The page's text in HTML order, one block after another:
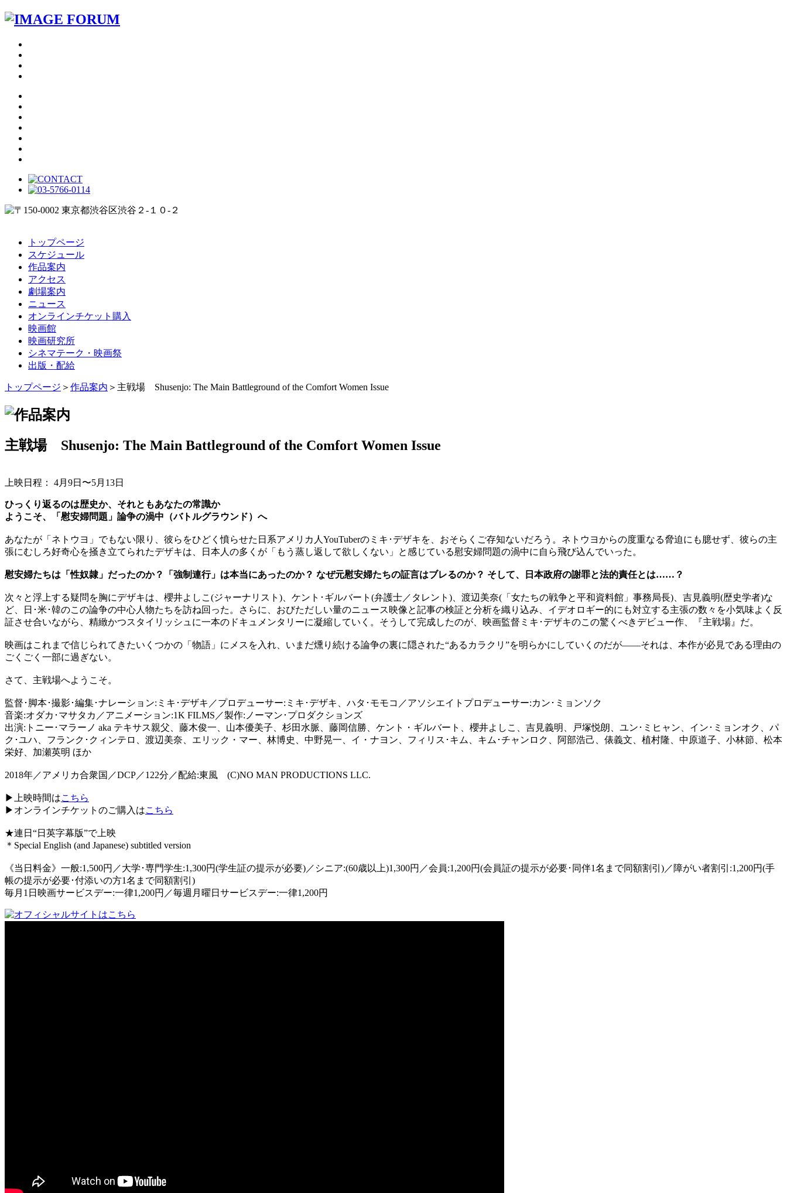
トップページ
スケジュール
作品案内
アクセス
劇場案内
ニュース
オンラインチケット購入
映画館
映画研究所
シネマテーク・映画祭
出版・配給
トップページ ＞ 作品案内 ＞主戦場 Shusenjo: The Main Battleground of the Comfort Women Issue
主戦場 Shusenjo: The Main Battleground of the Comfort Women Issue
上映日程： 4月9日〜5月13日
ひっくり返るのは歴史か、それともあなたの常識か
ようこそ、「慰安婦問題」論争の渦中（バトルグラウンド）へ
あなたが「ネトウヨ」でもない限り、彼らをひどく憤らせた日系アメリカ人YouTuberのミキ･デザキを、おそらくご存知ないだろう。ネトウヨからの度重なる脅迫にも臆せず、彼らの主
張にむしろ好奇心を掻き立てられたデザキは、日本人の多くが「もう蒸し返して欲しくない」と感じている慰安婦問題の渦中に自ら飛び込んでいった。
慰安婦たちは「性奴隷」だったのか？「強制連行」は本当にあったのか？ なぜ元慰安婦たちの証言はブレるのか？ そして、日本政府の謝罪と法的責任とは……？
次々と浮上する疑問を胸にデザキは、櫻井よしこ(ジャーナリスト)、ケント･ギルバート(弁護士／タレント)、渡辺美奈(「女たちの戦争と平和資料館」事務局長)、吉見義明(歴史学者)な
ど、日･米･韓のこの論争の中心人物たちを訪ね回った。さらに、おびただしい量のニュース映像と記事の検証と分析を織り込み、イデオロギー的にも対立する主張の数々を小気味よく反
証させ合いながら、精緻かつスタイリッシュに一本のドキュメンタリーに凝縮していく。そうして完成したのが、映画監督ミキ･デザキのこの驚くべきデビュー作、『主戦場』だ。
映画はこれまで信じられてきたいくつかの「物語」にメスを入れ、いまだ燻り続ける論争の裏に隠された“あるカラクリ”を明らかにしていくのだが——それは、本作が必見である理由の
ごくごく一部に過ぎない。
さて、主戦場へようこそ。
監督･脚本･撮影･編集･ナレーション:ミキ･デザキ／プロデューサー:ミキ･デザキ、ハタ･モモコ／アソシエイトプロデューサー:カン･ミョンソク
音楽:オダカ･マサタカ／アニメーション:1K FILMS／製作:ノーマン･プロダクションズ
出演:トニー･マラーノ aka テキサス親父、藤木俊一、山本優美子、杉田水脈、藤岡信勝、ケント・ギルバート、櫻井よしこ、吉見義明、戸塚悦朗、ユン･ミヒャン、イン･ミョンオク、パ
ク･ユハ、フランク･クィンテロ、渡辺美奈、エリック・マー、林博史、中野晃一、イ・ナヨン、フィリス･キム、キム･チャンロク、阿部浩己、俵義文、植村隆、中原道子、小林節、松本
栄好、加瀬英明 ほか
2018年／アメリカ合衆国／DCP／122分／配給:東風 (C)NO MAN PRODUCTIONS LLC.
▶︎上映時間はこちら
▶︎オンラインチケットのご購入はこちら
★連日“日英字幕版”で上映
＊Special English (and Japanese) subtitled version
《当日料金》一般:1,500円／大学･専門学生:1,300円(学生証の提示が必要)／シニア:(60歳以上)1,300円／会員:1,200円(会員証の提示が必要･同伴1名まで同額割引)／障がい者割引:1,200円(手
帳の提示が必要･付添いの方1名まで同額割引)
毎月1日映画サービスデー:一律1,200円／毎週月曜日サービスデー:一律1,200円